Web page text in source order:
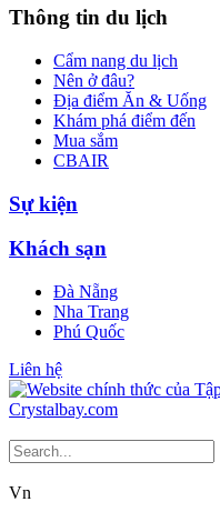
Thông tin du lịch
Cẩm nang du lịch
Nên ở đâu?
Địa điểm Ăn & Uống
Khám phá điểm đến
Mua sắm
CBAIR
Sự kiện
Khách sạn
Đà Nẵng
Nha Trang
Phú Quốc
Liên hệ
Vn